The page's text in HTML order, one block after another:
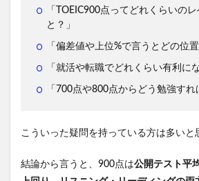
「TOEIC900点ってどれくらいの
と？」
「偏差値や上位%で言うとどの位置
「就活や転職でどれくらい有利に
「700点や800点からどう勉強すれ
こういった疑問を持っている方は多いと
結論から言うと、900点は公開テスト平